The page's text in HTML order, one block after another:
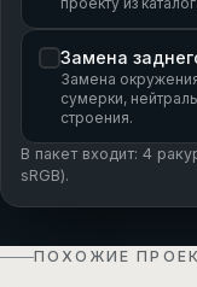
Замена
Замена
сумерки,
строения.
В пакет входит: 4
sRGB).
ПОХОЖИЕ